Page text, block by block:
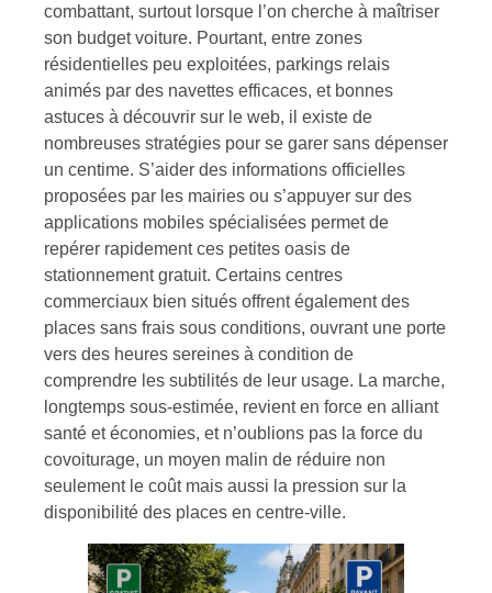
combattant, surtout lorsque l’on cherche à maîtriser
son budget voiture. Pourtant, entre zones
résidentielles peu exploitées, parkings relais
animés par des navettes efficaces, et bonnes
astuces à découvrir sur le web, il existe de
nombreuses stratégies pour se garer sans dépenser
un centime. S’aider des informations officielles
proposées par les mairies ou s’appuyer sur des
applications mobiles spécialisées permet de
repérer rapidement ces petites oasis de
stationnement gratuit. Certains centres
commerciaux bien situés offrent également des
places sans frais sous conditions, ouvrant une porte
vers des heures sereines à condition de
comprendre les subtilités de leur usage. La marche,
longtemps sous-estimée, revient en force en alliant
santé et économies, et n’oublions pas la force du
covoiturage, un moyen malin de réduire non
seulement le coût mais aussi la pression sur la
disponibilité des places en centre-ville.